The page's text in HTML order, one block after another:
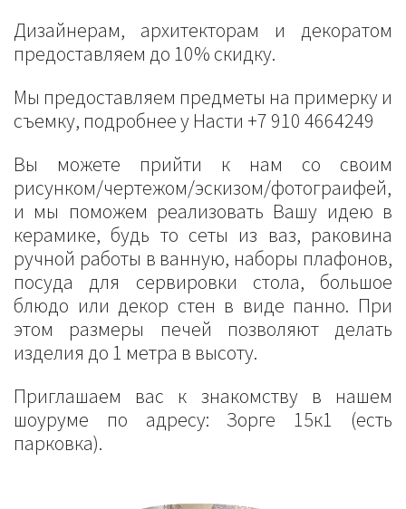
Дизайнерам, архитекторам и декоратом
предоставляем до 10% скидку.
Мы предоставляем предметы на примерку и
съемку, подробнее у Насти +7 910 4664249
Вы можете прийти к нам со своим
рисунком/чертежом/эскизом/фотограифей,
и мы поможем реализовать Вашу идею в
керамике, будь то сеты из ваз, раковина
ручной работы в ванную, наборы плафонов,
посуда для сервировки стола, большое
блюдо или декор стен в виде панно. При
этом размеры печей позволяют делать
изделия до 1 метра в высоту.
Приглашаем вас к знакомству в нашем
шоуруме по адресу: Зорге 15к1 (есть
парковка).